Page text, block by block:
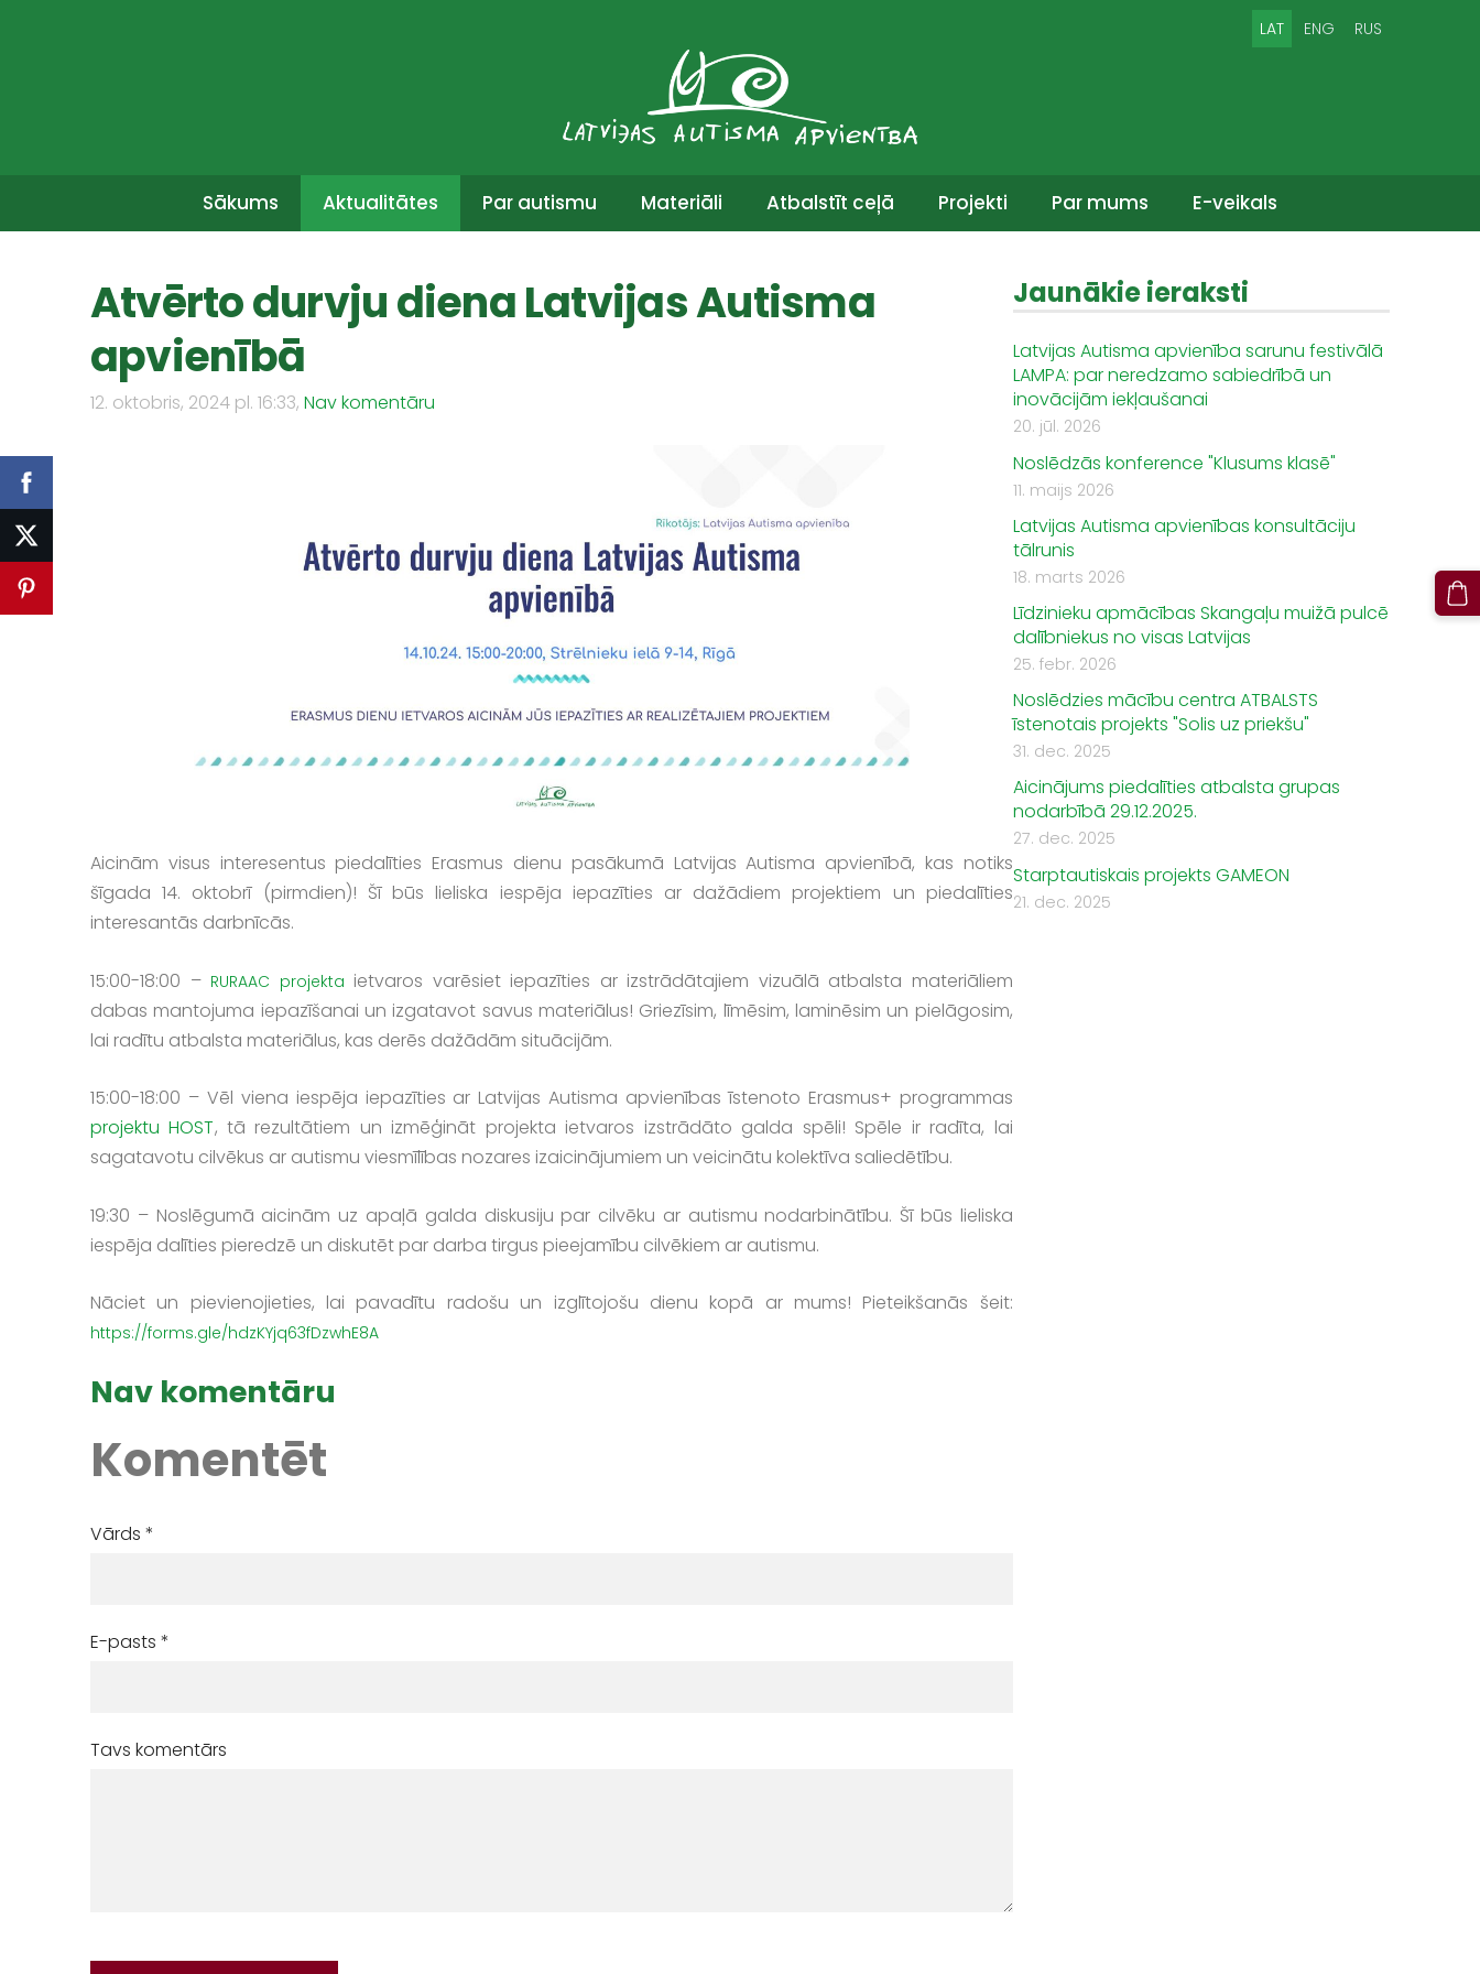
LAT ENG RUS
Sākums Aktualitātes Par autismu Materiāli Atbalstīt ceļā Projekti Par mums E-veikals
Jaunākie ieraksti
Latvijas Autisma apvienība sarunu festivālā
LAMPA: par neredzamo sabiedrībā un
inovācijām iekļaušanai
20. jūl. 2026
Noslēdzās konference "Klusums klasē"
11. maijs 2026
Latvijas Autisma apvienības konsultāciju
tālrunis
18. marts 2026
Līdzinieku apmācības Skangaļu muižā pulcē
dalībniekus no visas Latvijas
25. febr. 2026
Noslēdzies mācību centra ATBALSTS
īstenotais projekts "Solis uz priekšu"
31. dec. 2025
Aicinājums piedalīties atbalsta grupas
nodarbībā 29.12.2025.
27. dec. 2025
Starptautiskais projekts GAMEON
21. dec. 2025
Atvērto durvju diena Latvijas Autisma
apvienībā
12. oktobris, 2024 pl. 16:33, Nav komentāru
Aicinām visus interesentus piedalīties Erasmus dienu pasākumā Latvijas Autisma apvienībā, kas notiks
šīgada 14. oktobrī (pirmdien)! Šī būs lieliska iespēja iepazīties ar dažādiem projektiem un piedalīties
interesantās darbnīcās.
15:00-18:00 – RURAAC projekta ietvaros varēsiet iepazīties ar izstrādātajiem vizuālā atbalsta materiāliem
dabas mantojuma iepazīšanai un izgatavot savus materiālus! Griezīsim, līmēsim, laminēsim un pielāgosim,
lai radītu atbalsta materiālus, kas derēs dažādām situācijām.
15:00-18:00 – Vēl viena iespēja iepazīties ar Latvijas Autisma apvienības īstenoto Erasmus+ programmas
projektu HOST, tā rezultātiem un izmēģināt projekta ietvaros izstrādāto galda spēli! Spēle ir radīta, lai
sagatavotu cilvēkus ar autismu viesmīlības nozares izaicinājumiem un veicinātu kolektīva saliedētību.
19:30 – Noslēgumā aicinām uz apaļā galda diskusiju par cilvēku ar autismu nodarbinātību. Šī būs lieliska
iespēja dalīties pieredzē un diskutēt par darba tirgus pieejamību cilvēkiem ar autismu.
Nāciet un pievienojieties, lai pavadītu radošu un izglītojošu dienu kopā ar mums! Pieteikšanās šeit:
https://forms.gle/hdzKYjq63fDzwhE8A
Nav komentāru
Komentēt
Vārds *
E-pasts *
Tavs komentārs